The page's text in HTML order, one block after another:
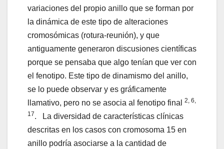
variaciones del propio anillo que se forman por
la dinámica de este tipo de alteraciones
cromosómicas (rotura-reunión), y que
antiguamente generaron discusiones científicas
porque se pensaba que algo tenían que ver con
el fenotipo. Este tipo de dinamismo del anillo,
se lo puede observar y es gráficamente
llamativo, pero no se asocia al fenotipo final
2, 6,
17. La diversidad de características clínicas
descritas en los casos con cromosoma 15 en
anillo podría asociarse a la cantidad de